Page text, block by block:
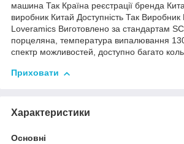
машина Так Країна реєстрації бренда
виробник Китай Доступність Так
Loveramics Виготовлено за стандартам
порцеляна, температура випалювання
спектр можливостей, доступно багато
Приховати
Характеристики
Основні